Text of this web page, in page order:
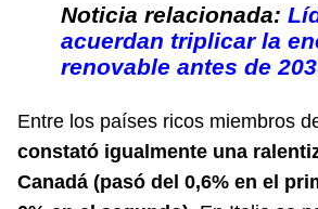
Noticia relacionada:
acuerdan triplicar la
renovable antes de
Entre los países ricos miembros
constató igualmente una
Canadá (pasó del 0,6% en el